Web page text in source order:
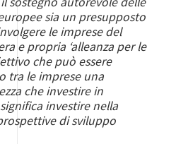
sia un presupposto
le imprese del
e propria ‘alleanza per le
che può essere
tra le imprese una
che investire in
investire nella
di sviluppo